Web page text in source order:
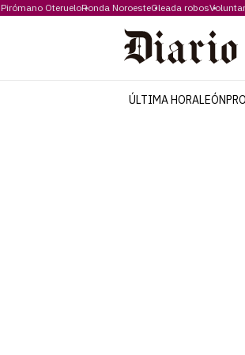
Pirómano OterueloRonda NoroesteOleada robos
ÚLTIMA HORALEÓN